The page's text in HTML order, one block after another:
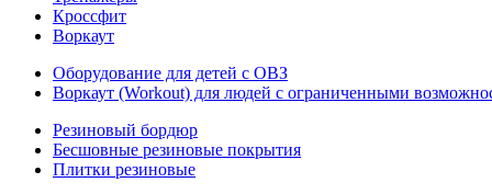
Кроссфит
Воркаут
Оборудование для детей с ОВЗ
Воркаут (Workout) для людей с ограниченными
Резиновый бордюр
Бесшовные резиновые покрытия
Плитки резиновые